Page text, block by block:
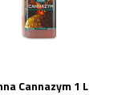
Cannazym 1 L